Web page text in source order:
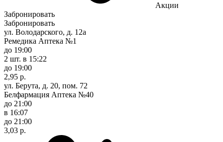
Акции
Забронировать
Забронировать
ул. Володарского, д. 12а
Ремедика Аптека №1
до 19:00
2 шт. в 15:22
до 19:00
2,95 р.
ул. Берута, д. 20, пом. 72
Белфармация Аптека №40
до 21:00
в 16:07
до 21:00
3,03 р.